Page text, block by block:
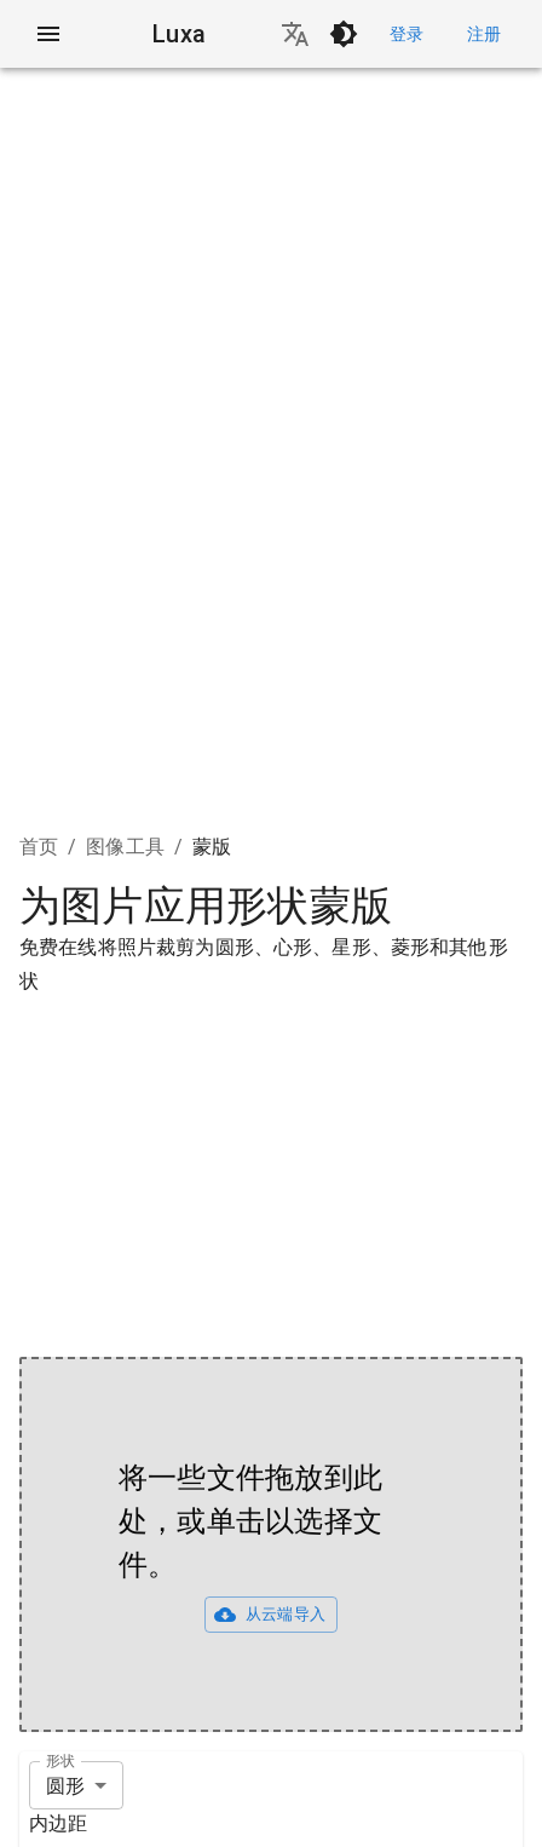
Luxa 登录 注册
首页 / 图像工具 / 蒙版
为图片应用形状蒙版
免费在线将照片裁剪为圆形、心形、星形、菱形和其他形
状
将一些文件拖放到此
处，或单击以选择文
件。
从云端导入
形状
圆形
内边距